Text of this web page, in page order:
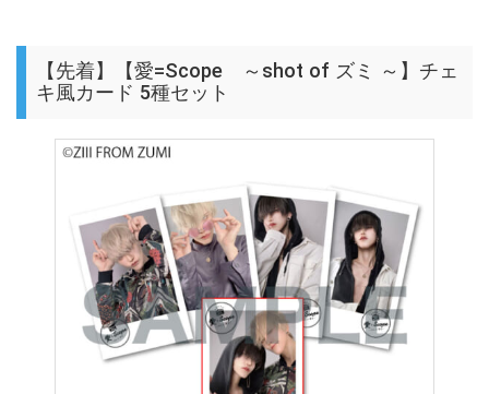
【先着】【愛=Scope ～shot of ズミ ～】チェ
キ風カード 5種セット